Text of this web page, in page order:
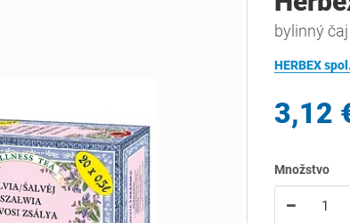
bylinný
HERBEX
3,12
Množstvo